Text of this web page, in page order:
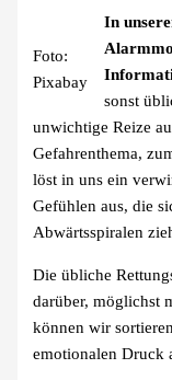
Foto:
Pixabay
In
sonst
unwichtige Reize
Gefahrenthema,
löst in uns ein
Gefühlen aus, die
Abwärtsspiralen
Die übliche
darüber, möglichst
können wir
emotionalen Druck